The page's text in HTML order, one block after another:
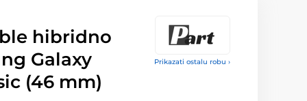
Prikazati ostalu robu ›
hibridno
Galaxy
(46 mm)